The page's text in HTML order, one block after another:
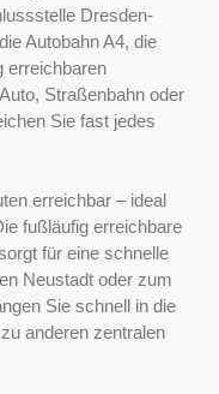
Dresden-
Autobahn A4, die
erreichbaren
Straßenbahn oder
Sie fast jedes
erreichbar – ideal
fußläufig erreichbare
für eine schnelle
Neustadt oder zum
Sie schnell in die
anderen zentralen